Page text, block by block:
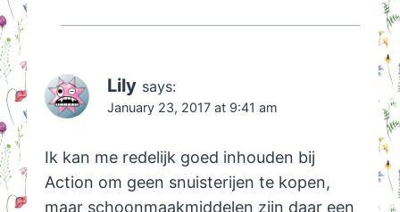
Lily says:
January 23, 2017 at 9:41 am
Ik kan me redelijk goed inhouden bij
Action om geen snuisterijen te kopen,
maar schoonmaakmiddelen zijn daar een